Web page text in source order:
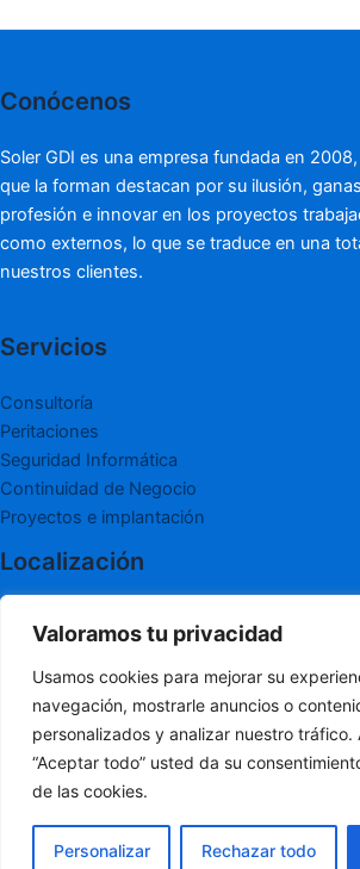
Valoramos tu privacidad
Usamos cookies para mejorar su
navegación, mostrarle anuncios o
personalizados y analizar nuestro tráfico.
“Aceptar todo” usted da su
de las cookies.
Personalizar Rechazar todo
Conócenos
Soler GDI es una empresa fundada en
que la forman destacan por su ilusión,
profesión e innovar en los proyectos
como externos, lo que se traduce en una
nuestros clientes.
Servicios
Consultoría
Peritaciones
Seguridad Informática
Continuidad de Negocio
Proyectos e implantación
Localización
+34 914292320
info@soler-gdi.es
© Soler GDI 2008 |